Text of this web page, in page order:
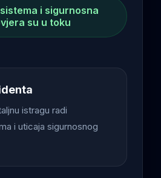
i sigurnosna
su u toku
istragu radi
i uticaja sigurnosnog